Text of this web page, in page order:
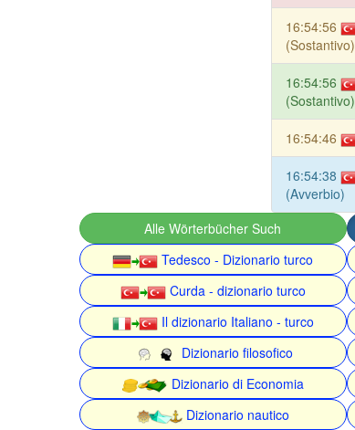
16:54:56
(Sostantivo)
16:54:56
(Sostantivo)
16:54:46
16:54:38
(Avverbio)
Alle Wörterbücher Such
Tedesco - Dizionario turco
Curda - dizionario turco
Il dizionario Italiano - turco
Dizionario filosofico
Dizionario di Economia
Dizionario nautico